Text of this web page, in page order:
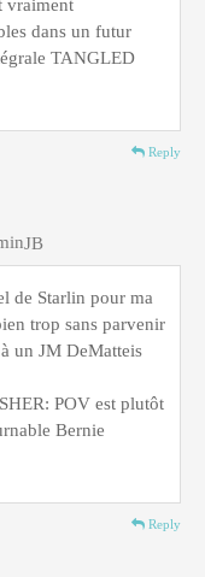
vraiment
dans un futur
TANGLED
Reply
JB
de Starlin pour ma
trop sans parvenir
un JM DeMatteis
POV est plutôt
Bernie
Reply